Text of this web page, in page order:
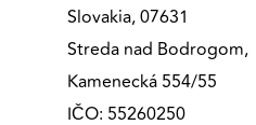
Slovakia, 07631
Streda nad Bodrogom,
Kamenecká 554/55
IČO: 55260250